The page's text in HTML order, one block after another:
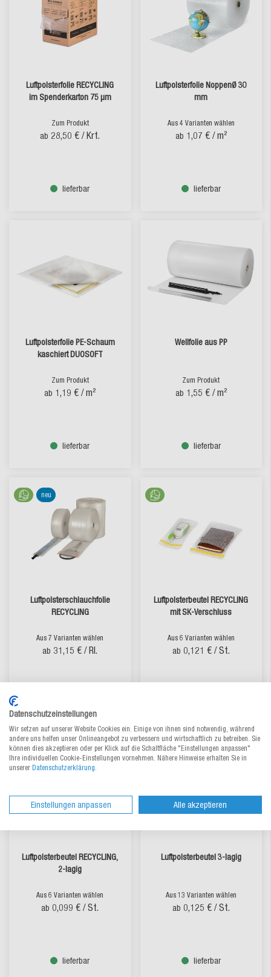
Luftpolsterfolie RECYCLING
im Spenderkarton 75 µm
Zum Produkt
ab 28,50 € / Krt.
lieferbar
Luftpolsterfolie NoppenØ 30
mm
Aus 4 Varianten wählen
ab 1,07 € / m²
lieferbar
Luftpolsterfolie PE-Schaum
kaschiert DUOSOFT
Zum Produkt
ab 1,19 € / m²
lieferbar
Wellfolie aus PP
Zum Produkt
ab 1,55 € / m²
lieferbar
neu
Luftpolsterschlauchfolie
RECYCLING
Aus 7 Varianten wählen
ab 31,15 € / Rl.
Luftpolsterbeutel RECYCLING
mit SK-Verschluss
Aus 6 Varianten wählen
ab 0,121 € / St.
Luftpolsterbeutel RECYCLING,
2-lagig
Aus 6 Varianten wählen
ab 0,099 € / St.
lieferbar
Luftpolsterbeutel 3-lagig
Aus 13 Varianten wählen
ab 0,125 € / St.
lieferbar
Datenschutzeinstellungen
Wir setzen auf unserer Website Cookies ein. Einige von ihnen sind notwendig, während
andere uns helfen unser Onlineangebot zu verbessern und wirtschaftlich zu betreiben. Sie
können dies akzeptieren oder per Klick auf die Schaltfläche "Einstellungen anpassen"
Ihre individuellen Cookie-Einstellungen vornehmen. Nähere Hinweise erhalten Sie in
unserer Datenschutzerklärung.
Einstellungen anpassen Alle akzeptieren